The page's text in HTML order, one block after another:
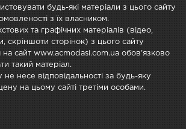
будь-які матеріали з цього сайту
з їх власником.
та графічних матеріалів (відео,
скріншоти сторінок) з цього сайту
на сайт www.acmodasi.com.ua обов'язково
такий матеріал.
не несе відповідальності за будь-яку
на цьому сайті третіми особами.